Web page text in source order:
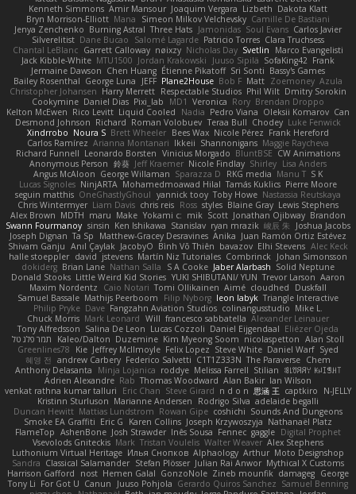
Kenneth Simmons Amir Mansour Joaquim Vergara Lizbeth Dakota Klatt
Bryn Morrison-Elliott Mana Simeon Milkov Velchevsky Camille De Bastiani
Jenya Zenchenko Burning Astral Three Hats Jamonidas Soul Evans Carlos Javier
Silverelitist Dane Bucao Salomé Lagarde Patricio Torres Clara Truchsess
Chantal LeBlanc Garrett Calloway nøixzy Nicholas Day Svetlin
Marco Evangelisti
Jack Kibble-White MTU1500 Jordan Krakowski Juuso Sipilä SofaKing42 Frank
Jermaine Dawson Chen Huang Étienne Pikatoff Sri Sonti Bassy's Games
Bailey Rosenthal George Luna JEFF Plane2House Bob F Matt Zoemoney Azula
Christopher Johansen Harry Merrett Respectable Studios Phil Wilt Dmitry Sorokin
Cookymine Daniel Dias Pixi_lab MD1 Veronica Rory Brendan Droppo
Kelton McEwen Rico Levitt Liquid Cooled Nadia Pedro Viana Oleksii Komarov Can
Desmond Johnson Richard Roman Volobuev Teraa Bull Chodey Luke Fenwick
Xindrrobo Noura S Brett Wheeler Bees Wax Nicole Pérez Frank Hereford
Carlos Ramírez Arianna Montanari Ikkeii Shannonigans Maggie Raycheva
Richard Funnell Leonardo Borsten Vinicius Morgado BluntBSE CW Animations
Anonymous Person 鈴葵 Jeff Kraemer Nicole Findlay Shirley Lisa Anders
Angus McAloon George Willaman Sparazza D RKG media Manu T S K
Lucas Signoles NinjARTA Mohamedmoawad Hilal Tamás Kuklics Pierre Moore
seguin matthis OneGhastlyGhoul yannick tooy Toby Howe Nastassia Reutskaya
Chris Wintermyer Liam Davis chris reis Ross styles Blaine Gray Lewis Stephens
Alex Brown MDTH maru Make Yokami c: mik Scott Jonathan Ojibway Brandon
Swann Fourmanoy sinsin Ken Ishikawa Stanislav ryan mrazik 峻辰 朱
Joshua Jacobs
Joseph Dignan Ta Sp Matthew-Gracey Desravines Anika Juan Ramón Ortiz Estévez
Shivam Ganju Anıl Çaylak JacobyO Bình Võ Thiên bavazov Elhi Stevens Alec Keck
halle stoeppler david jstevens Martín Niz Tutoriales Combrinck
Johan Simonsson
dokiderg Brian Lane Nathan Salla S A Cooke Jaber Alarbash Solid Neptune
Donald Stooks Little Weird Kid Stories YUKI SHIBUTANI/ YUN Trevor Larson Aaron
Maxim Nordentz
Caio Notari Tomi Ollikainen Aimé cloudhed
Duskfall
Samuel Bassale Mathijs Peerboom Filip Nyborg leon labyk Triangle Interactive
Philip Pryke Dave Fangzahn Aviation Studios colinangusstudio Mike L.
Chuck Morris Mark Leonard Will francesco sabbatella Alexander Leinauer
Tony Alfredsson Salina De Leon Lucas Cozzoli Daniel Eijgendaal Eliézer Ojeda
תמר פלג טל
Kaleo/Dalton Duzemine Kim Myeong Soom nicolaspetton Alan Stoll
Greenlines78
Kie Jeffrey McIlmoyle Felix Lopez Steve White Daniel Warf Syed
혜영 전 andrew Carbery Federico Salvetti C1T1Z333N The Paraverse Chem
Anthony Delasanta
Minja Lojanica roddye Melissa Farrell Stilian ꌃ꒒ꀎꋪꋪꌩ ꀘꈤꀤꁅꃅ꓄
Adrien Alexandre Rab Thomas Woodward Alan Bakir Ian Wilson
venkat rathna kumar talluri
Eric Chan Steve Girard n d o n 思涵 王 captkiro
N-JELLY
Kristinn Sturluson Marianne Andersen Rodrigo Silva adelaide begalli
Duncan Hewitt Mattias Lundstrom Rowan Gipe coshichi Sounds And Dungeons
Smoke EA Graffiti Eric G Karen Collins Joseph Krzywoszyja Nathanaël Platz
FlameTop AshenBone Josh Strawder Inês Sousa Fennec gaggle Digital Prophet
Vsevolods Gniteckis Mark Tristan Voulelis Walter Weaver Alex Stephens
Luthonium Virtual Heritage Илья Снопков Alphaology Arthur Moto Designshop
Sandra Classical Salamander Stefan Plösser Julian Rai Anwor Mythical X Customs
Harrison Gafford
nost Hemen Galal GonzoNole Zineb mounfik damageg George
Tony Li For Got U Canun Juuso Pohjola Gerardo Quiros Sanchez Samuel Benning